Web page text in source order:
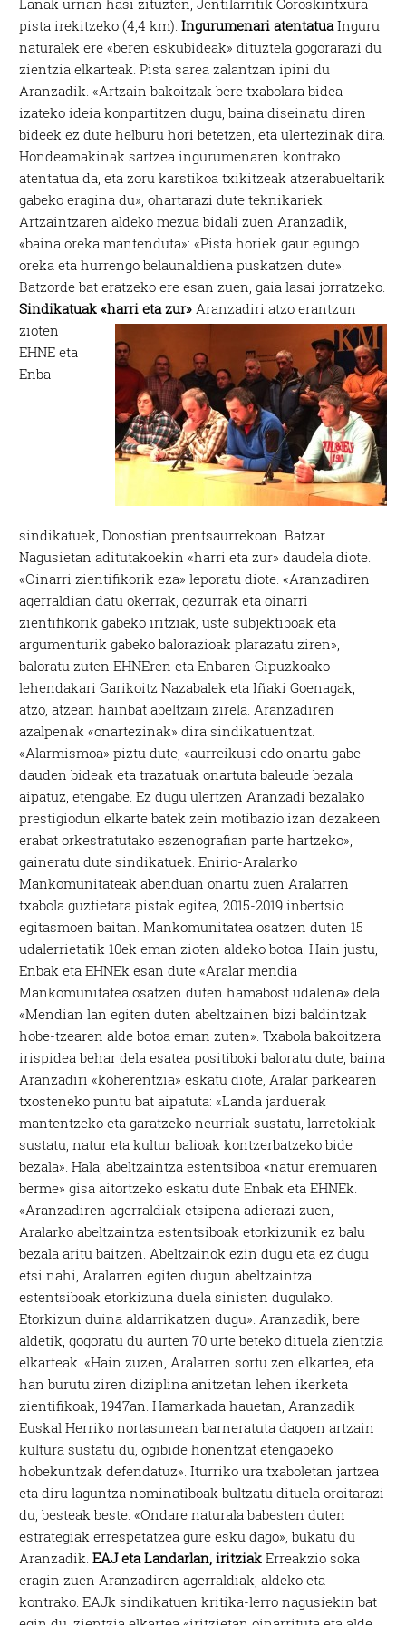
pista irekitzeko (4,4 km).Ingurumenari atentatuaInguru
naturalek ere «beren eskubideak» dituztela gogorarazi du
zientzia elkarteak. Pista sarea zalantzan ipini du
Aranzadik. «Artzain bakoitzak bere txabolara bidea
izateko ideia konpartitzen dugu, baina diseinatu diren
bideek ez dute helburu hori betetzen, eta ulertezinak dira.
Hondeamakinak sartzea ingurumenaren kontrako
atentatua da, eta zoru karstikoa txikitzeak atzerabueltarik
gabeko eragina du», ohartarazi dute teknikariek.
Artzaintzaren aldeko mezua bidali zuen Aranzadik,
«baina oreka mantenduta»: «Pista horiek gaur egungo
oreka eta hurrengo belaunaldiena puskatzen dute».
Batzorde bat eratzeko ere esan zuen, gaia lasai jorratzeko.
Sindikatuak «harri eta zur» Aranzadiri atzo erantzun
zioten
EHNE eta
Enba
sindikatuek, Donostian prentsaurrekoan. Batzar
Nagusietan aditutakoekin «harri eta zur» daudela diote.
«Oinarri zientifikorik eza» leporatu diote. «Aranzadiren
agerraldian datu okerrak, gezurrak eta oinarri
zientifikorik gabeko iritziak, uste subjektiboak eta
argumenturik gabeko balorazioak plarazatu ziren»,
baloratu zuten EHNEren eta Enbaren Gipuzkoako
lehendakari Garikoitz Nazabalek eta Iñaki Goenagak,
atzo, atzean hainbat abeltzain zirela. Aranzadiren
azalpenak «onartezinak» dira sindikatuentzat.
«Alarmismoa» piztu dute, «aurreikusi edo onartu gabe
dauden bideak eta trazatuak onartuta baleude bezala
aipatuz, etengabe. Ez dugu ulertzen Aranzadi bezalako
prestigiodun elkarte batek zein motibazio izan dezakeen
erabat orkestratutako eszenografian parte hartzeko»,
gaineratu dute sindikatuek. Enirio-Aralarko
Mankomunitateak abenduan onartu zuen Aralarren
txabola guztietara pistak egitea, 2015-2019 inbertsio
egitasmoen baitan. Mankomunitatea osatzen duten 15
udalerrietatik 10ek eman zioten aldeko botoa. Hain justu,
Enbak eta EHNEk esan dute «Aralar mendia
Mankomunitatea osatzen duten hamabost udalena» dela.
«Mendian lan egiten duten abeltzainen bizi baldintzak
hobe-tzearen alde botoa eman zuten». Txabola bakoitzera
irispidea behar dela esatea positiboki baloratu dute, baina
Aranzadiri «koherentzia» eskatu diote, Aralar parkearen
txosteneko puntu bat aipatuta: «Landa jarduerak
mantentzeko eta garatzeko neurriak sustatu, larretokiak
sustatu, natur eta kultur balioak kontzerbatzeko bide
bezala». Hala, abeltzaintza estentsiboa «natur eremuaren
berme» gisa aitortzeko eskatu dute Enbak eta EHNEk.
«Aranzadiren agerraldiak etsipena adierazi zuen,
Aralarko abeltzaintza estentsiboak etorkizunik ez balu
bezala aritu baitzen. Abeltzainok ezin dugu eta ez dugu
etsi nahi, Aralarren egiten dugun abeltzaintza
estentsiboak etorkizuna duela sinisten dugulako.
Etorkizun duina aldarrikatzen dugu». Aranzadik, bere
aldetik, gogoratu du aurten 70 urte beteko dituela zientzia
elkarteak. «Hain zuzen, Aralarren sortu zen elkartea, eta
han burutu ziren diziplina anitzetan lehen ikerketa
zientifikoak, 1947an. Hamarkada hauetan, Aranzadik
Euskal Herriko nortasunean barneratuta dagoen artzain
kultura sustatu du, ogibide honentzat etengabeko
hobekuntzak defendatuz». Iturriko ura txaboletan jartzea
eta diru laguntza nominatiboak bultzatu dituela oroitarazi
du, besteak beste. «Ondare naturala babesten duten
estrategiak errespetatzea gure esku dago», bukatu du
Aranzadik.EAJ eta Landarlan, iritziak Erreakzio soka
eragin zuen Aranzadiren agerraldiak, aldeko eta
kontrako. EAJk sindikatuen kritika-lerro nagusiekin bat